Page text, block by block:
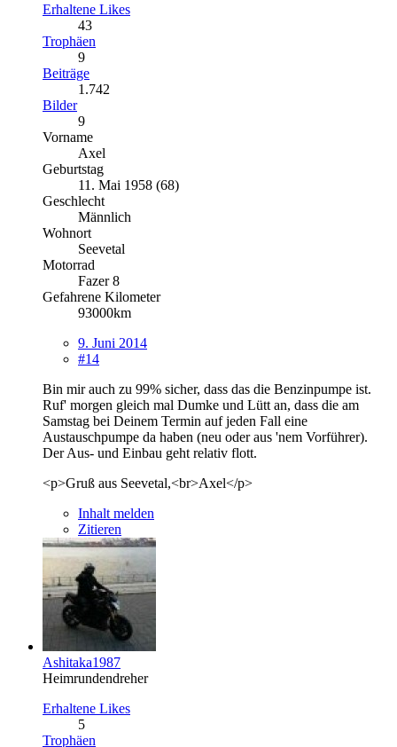
Erhaltene Likes
43
Trophäen
9
Beiträge
1.742
Bilder
9
Vorname
Axel
Geburtstag
11. Mai 1958 (68)
Geschlecht
Männlich
Wohnort
Seevetal
Motorrad
Fazer 8
Gefahrene Kilometer
93000km
9. Juni 2014
#14
Bin mir auch zu 99% sicher, dass das die Benzinpumpe ist.
Ruf' morgen gleich mal Dumke und Lütt an, dass die am
Samstag bei Deinem Termin auf jeden Fall eine
Austauschpumpe da haben (neu oder aus 'nem Vorführer).
Der Aus- und Einbau geht relativ flott.
<p>Gruß aus Seevetal,<br>Axel</p>
Inhalt melden
Zitieren
Ashitaka1987
Heimrundendreher
Erhaltene Likes
5
Trophäen